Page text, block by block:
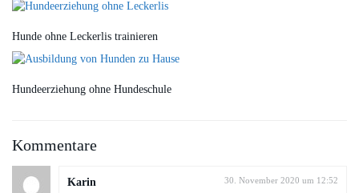
Hunde ohne Leckerlis trainieren
Hundeerziehung ohne Hundeschule
Kommentare
Karin 30. November 2020 um 12:52